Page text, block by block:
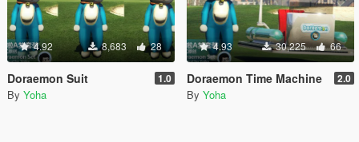
4.92 8,683 28
Doraemon Suit 1.0
By Yoha
4.93 30,225 66
Doraemon Time Machine 2.0
By Yoha